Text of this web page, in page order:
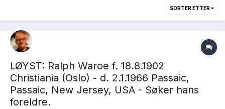
SORTER ETTER
LØYST: Ralph Waroe f. 18.8.1902
Christiania (Oslo) - d. 2.1.1966 Passaic,
Passaic, New Jersey, USA - Søker hans
foreldre.